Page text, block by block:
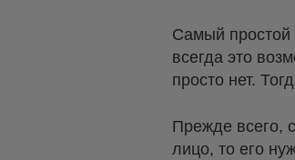
Самый простой
всегда это
просто нет.
Прежде всего,
лицо, то его